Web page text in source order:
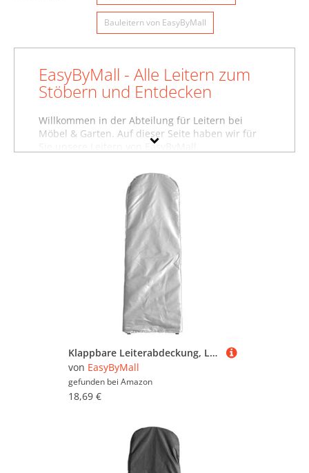
Bauleitern von EasyByMall
EasyByMall - Alle Leitern zum
Stöbern und Entdecken
Willkommen in der Abteilung für Leitern bei
Möbel & Garten. Auf dieser Seite haben wir für
Sie unsere Leitern von EasyByMall
was Sie suchen, dann schauen Sie sich auch
Baumarktartikel von EasyByMall
an oder stöbern Sie in dem gesamten
Möbelsortiment sämtlicher Leitern. Oder suchen
Sie gezielt nach Möbeln von EasyByMall? Dann
besuchen Sie unsere Abteilung mit sämtlichen
Möbeln der Marke EasyByMall. Mit Hilfe der Filter
oben auf der Seite können Sie auch gezielt
Leitern von anderen Marken ansehen und in
bestimmten Preiskategorien sowie nach
reduzierten Angeboten suchen. Lassen Sie sich
inspirieren - wir wünschen Ihnen viel Spaß dabei!
Klappbare Leiterabdeckung, Leiter-Schutzhülle, wasserdicht, staubdicht, atmungsaktiv, für Trittleitern, 210D Oxford-Stoff, 50 x 195 x 6,5 cm (Silber)
von EasyByMall
gefunden bei Amazon
18,69 €